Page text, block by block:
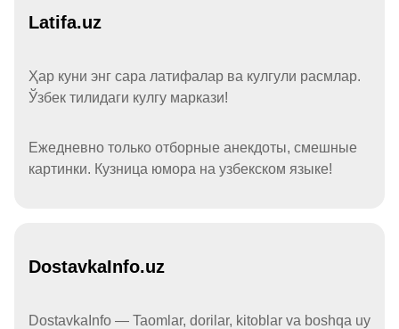
Latifa.uz
Ҳар куни энг сара латифалар ва кулгули расмлар.
Ўзбек тилидаги кулгу маркази!
Ежедневно только отборные анекдоты, смешные
картинки. Кузница юмора на узбекском языке!
DostavkaInfo.uz
DostavkaInfo — Taomlar, dorilar, kitoblar va boshqa uy